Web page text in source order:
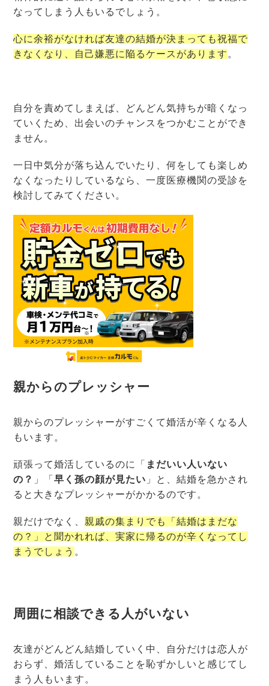
なってしまう人もいるでしょう。
心に余裕がなければ友達の結婚が決まっても祝福で
きなくなり、自己嫌悪に陥るケースがあります 。
自分を責めてしまえば、どんどん気持ちが暗くなっ
ていくため、出会いのチャンスをつかむことができ
ません。
一日中気分が落ち込んでいたり、何をしても楽しめ
なくなったりしているなら、一度医療機関の受診を
検討してみてください。
親からのプレッシャー
親からのプレッシャーがすごくて婚活が辛くなる人
もいます。
頑張って婚活しているのに「 まだいい人いない
の？ 」「 早く孫の顔が見たい 」と、結婚を急かされ
ると大きなプレッシャーがかかるのです。
親だけでなく、 親戚の集まりでも「結婚はまだな
の？」と聞かれれば、実家に帰るのが辛くなってし
まうでしょう 。
周囲に相談できる人がいない
友達がどんどん結婚していく中、自分だけは恋人が
おらず、婚活していることを恥ずかしいと感じてし
まう人もいます。